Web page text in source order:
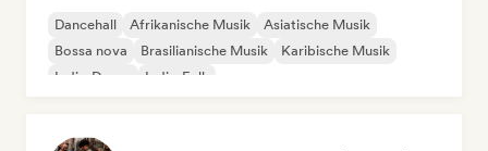
Dancehall Afrikanische Musik
Asiatische Musik
Bossa nova
Brasilianische Musik
Karibische Musik
Indie-Dance
Indie-Folk